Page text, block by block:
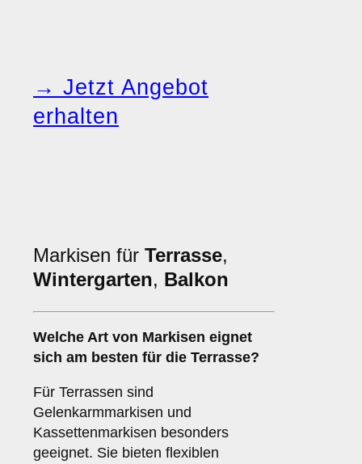
→ Jetzt Angebot
erhalten
Markisen für Terrasse,
Wintergarten, Balkon
Welche Art von Markisen eignet
sich am besten für die Terrasse?
Für Terrassen sind
Gelenkarmmarkisen und
Kassettenmarkisen besonders
geeignet. Sie bieten flexiblen